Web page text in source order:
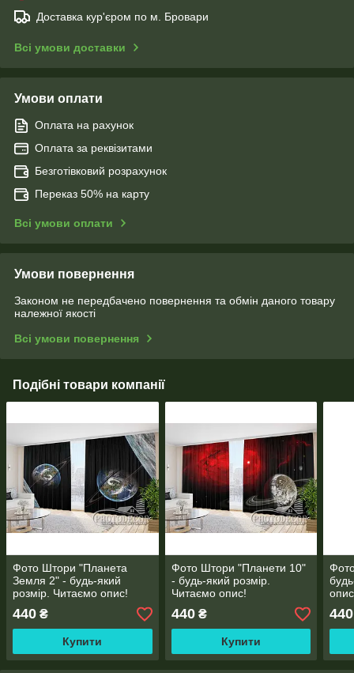
Доставка кур'єром по м. Бровари
Всі умови доставки
Умови оплати
Оплата на рахунок
Оплата за реквізитами
Безготівковий розрахунок
Переказ 50% на карту
Всі умови оплати
Умови повернення
Законом не передбачено повернення та обмін даного товару
належної якості
Всі умови повернення
Подібні товари компанії
Фото Штори "Планета
Земля 2" - будь-який
розмір. Читаємо опис!
440 ₴
Купити
Фото Штори "Планети 10"
- будь-який розмір.
Читаємо опис!
440₴
Купити
440